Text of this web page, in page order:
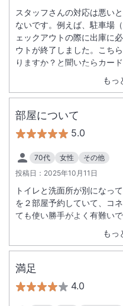
もっ
スタッフさんの対応は悪い
ないです。例えば、駐車場
ェックアウトの際に出庫に
ウトが終了しました。こち
りますか？と聞いたらカー
ました。感じ悪いほどでは
対応なのかなと思います。 今回はかなりリーズナブルに泊まれ
たので不満はありません。
によりますね。
部屋について
5.0
70代 女性
その他
投稿日： 2025年10月11日
もっ
トイレと洗面所が別になっ
を２部屋予約していて、コ
ても使い勝手がよく有難いで
満足
4.0